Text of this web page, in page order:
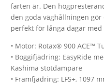
farten är. Den
den goda väghållningen
perfekt för långa dagar
• Motor: Rotax® 900 ACE™
• Boggifjädring: EasyRide
Kashima stötdämpare
• Framfjädring: LFS+, 1097